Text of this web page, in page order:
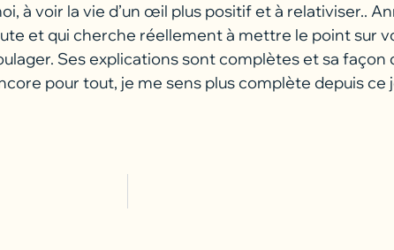
à voir la vie d’un œil plus positif et à relativiser..
et qui cherche réellement à mettre le point sur
Ses explications sont complètes et sa façon
pour tout, je me sens plus complète depuis ce